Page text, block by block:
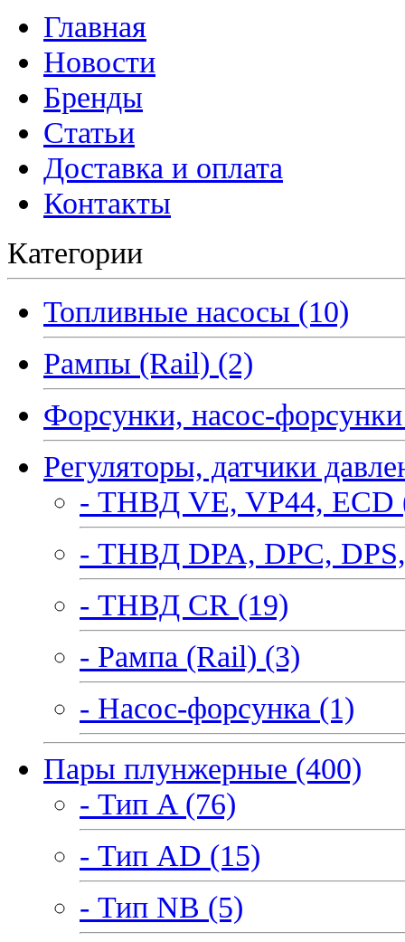
Главная
Новости
Бренды
Статьи
Доставка и оплата
Контакты
Категории
Топливные насосы (10)
Рампы (Rail) (2)
Форсунки, насос-
Регуляторы, датчики
- ТНВД VE, VP44, ECD
- ТНВД DPA, DPC,
- ТНВД CR (19)
- Рампа (Rail) (3)
- Насос-форсунка (1)
Пары плунжерные (400)
- Тип A (76)
- Тип AD (15)
- Тип NB (5)